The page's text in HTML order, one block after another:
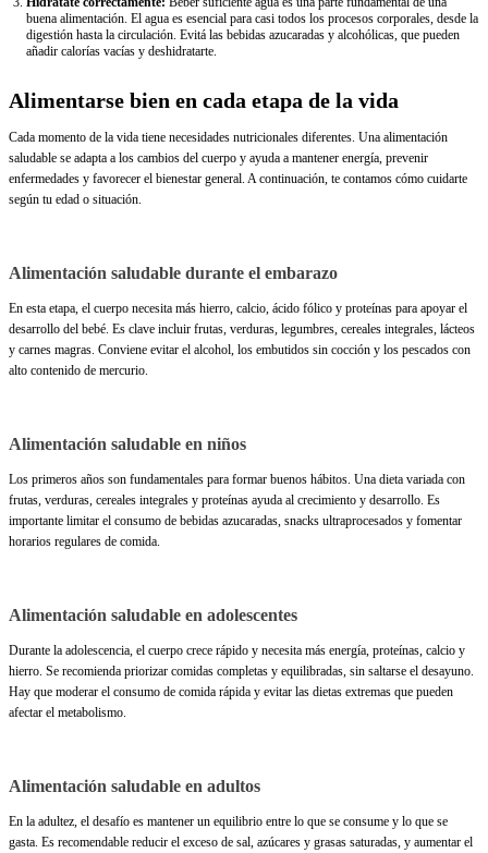
buena alimentación. El agua es esencial para casi todos los procesos corporales, desde la
digestión hasta la circulación. Evitá las bebidas azucaradas y alcohólicas, que pueden
añadir calorías vacías y deshidratarte.
Alimentarse bien en cada etapa de la vida
Cada momento de la vida tiene necesidades nutricionales diferentes. Una alimentación
saludable se adapta a los cambios del cuerpo y ayuda a mantener energía, prevenir
enfermedades y favorecer el bienestar general. A continuación, te contamos cómo cuidarte
según tu edad o situación.
Alimentación saludable durante el embarazo
En esta etapa, el cuerpo necesita más hierro, calcio, ácido fólico y proteínas para apoyar el
desarrollo del bebé. Es clave incluir frutas, verduras, legumbres, cereales integrales, lácteos
y carnes magras. Conviene evitar el alcohol, los embutidos sin cocción y los pescados con
alto contenido de mercurio.
Alimentación saludable en niños
Los primeros años son fundamentales para formar buenos hábitos. Una dieta variada con
frutas, verduras, cereales integrales y proteínas ayuda al crecimiento y desarrollo. Es
importante limitar el consumo de bebidas azucaradas, snacks ultraprocesados y fomentar
horarios regulares de comida.
Alimentación saludable en adolescentes
Durante la adolescencia, el cuerpo crece rápido y necesita más energía, proteínas, calcio y
hierro. Se recomienda priorizar comidas completas y equilibradas, sin saltarse el desayuno.
Hay que moderar el consumo de comida rápida y evitar las dietas extremas que pueden
afectar el metabolismo.
Alimentación saludable en adultos
En la adultez, el desafío es mantener un equilibrio entre lo que se consume y lo que se
gasta. Es recomendable reducir el exceso de sal, azúcares y grasas saturadas, y aumentar el